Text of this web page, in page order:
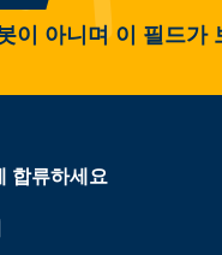
이 아니며 이 필드가
합류하세요